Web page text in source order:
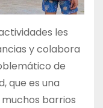
les
y colabora
de
que es una
barrios